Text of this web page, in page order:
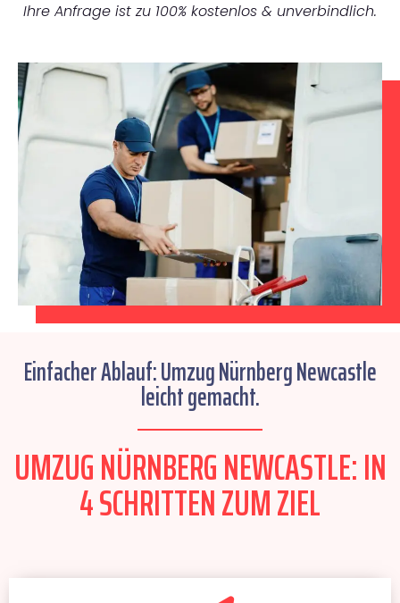
Ihre Anfrage ist zu 100% kostenlos & unverbindlich.
Einfacher Ablauf: Umzug Nürnberg Newcastle
leicht gemacht.
UMZUG NÜRNBERG NEWCASTLE: IN
4 SCHRITTEN ZUM ZIEL